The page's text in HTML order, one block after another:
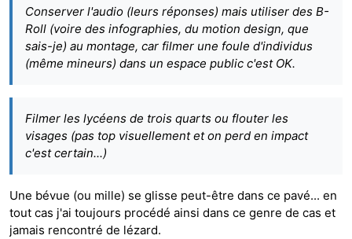
Conserver l'audio (leurs réponses) mais utiliser des B-
Roll (voire des infographies, du motion design, que
sais-je) au montage, car filmer une foule d'individus
(même mineurs) dans un espace public c'est OK.
Filmer les lycéens de trois quarts ou flouter les
visages (pas top visuellement et on perd en impact
c'est certain...)
Une bévue (ou mille) se glisse peut-être dans ce pavé... en
tout cas j'ai toujours procédé ainsi dans ce genre de cas et
jamais rencontré de lézard.